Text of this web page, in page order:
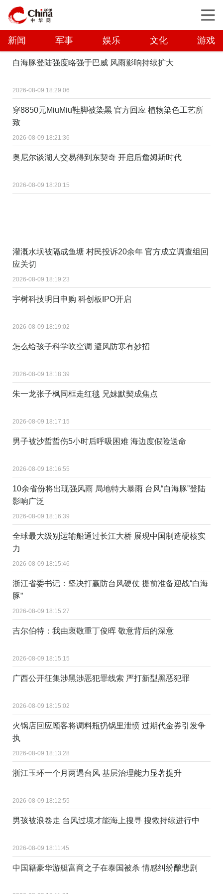
新闻 军事 娱乐 文化 游戏
白海豚登陆强度略强于巴威 风雨影响持续扩大
2026-08-09 18:29:06
穿8850元MiuMiu鞋脚被染黑 官方回应 植物染色工艺所
致
2026-08-09 18:21:36
奥尼尔谈湖人交易得到东契奇 开启后詹姆斯时代
2026-08-09 18:20:15
灌溉水坝被隔成鱼塘 村民投诉20余年 官方成立调查组回
应关切
2026-08-09 18:19:23
宇树科技明日申购 科创板IPO开启
2026-08-09 18:19:02
怎么给孩子科学吹空调 避风防寒有妙招
2026-08-09 18:18:39
朱一龙张子枫同框走红毯 兄妹默契成焦点
2026-08-09 18:17:15
男子被沙蜇蜇伤5小时后呼吸困难 海边度假险送命
2026-08-09 18:16:55
10余省份将出现强风雨 局地特大暴雨 台风“白海豚”登陆
影响广泛
2026-08-09 18:16:39
全球最大级别运输船通过长江大桥 展现中国制造硬核实
力
2026-08-09 18:15:46
浙江省委书记：坚决打赢防台风硬仗 提前准备迎战“白海
豚”
2026-08-09 18:15:27
吉尔伯特：我由衷敬重丁俊晖 敬意背后的深意
2026-08-09 18:15:15
广西公开征集涉黑涉恶犯罪线索 严打新型黑恶犯罪
2026-08-09 18:15:02
火锅店回应顾客将调料瓶扔锅里泄愤 过期代金券引发争
执
2026-08-09 18:13:28
浙江玉环一个月两遇台风 基层治理能力显著提升
2026-08-09 18:12:55
男孩被浪卷走 台风过境才能海上搜寻 搜救持续进行中
2026-08-09 18:11:45
中国籍豪华游艇富商之子在泰国被杀 情感纠纷酿悲剧